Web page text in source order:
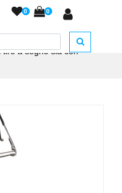
0 0
/Accessori Tiro
/
tiro a segno sia con